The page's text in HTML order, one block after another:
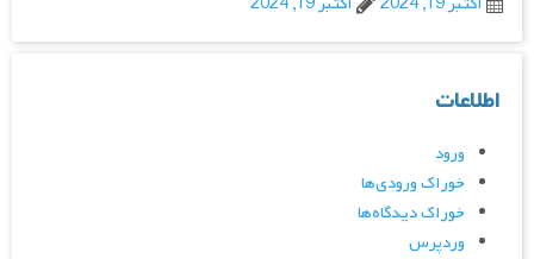
اطلاعات
ورود
خوراک ورودی‌ها
خوراک دیدگاه‌ها
وردپرس